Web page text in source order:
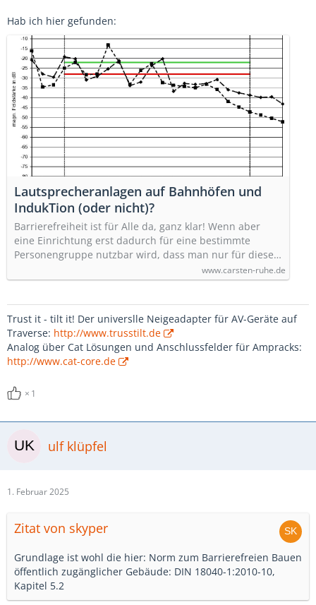
Hab ich hier gefunden:
Lautsprecheranlagen auf Bahnhöfen und
IndukTion (oder nicht)?
Barrierefreiheit ist für Alle da, ganz klar! Wenn aber
eine Einrichtung erst dadurch für eine bestimmte
Personengruppe nutzbar wird, dass man nur für diese…
www.carsten-ruhe.de
Trust it - tilt it! Der universlle Neigeadapter für AV-Geräte auf
Traverse: http://www.trusstilt.de
Analog über Cat Lösungen und Anschlussfelder für Ampracks:
http://www.cat-core.de
1
ulf klüpfel
1. Februar 2025
Zitat von skyper
Grundlage ist wohl die hier: Norm zum Barrierefreien Bauen
öffentlich zugänglicher Gebäude: DIN 18040-1:2010-10,
Kapitel 5.2